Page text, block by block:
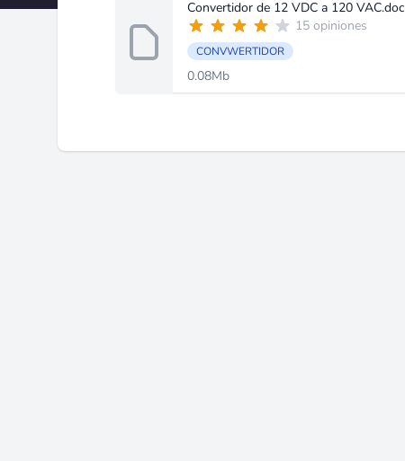
Convertidor de 12 VDC a 120 VAC.doc
15 opiniones
CONVWERTIDOR
0.08Mb